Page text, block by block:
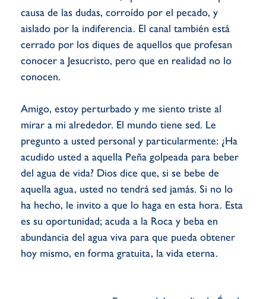
causa de las dudas, corroído por el pecado, y
aislado por la indiferencia. El canal también está
cerrado por los diques de aquellos que profesan
conocer a Jesucristo, pero que en realidad no lo
conocen.
Amigo, estoy perturbado y me siento triste al
mirar a mi alrededor. El mundo tiene sed. Le
pregunto a usted personal y particularmente: ¿Ha
acudido usted a aquella Peña golpeada para beber
del agua de vida? Dios dice que, si se bebe de
aquella agua, usted no tendrá sed jamás. Si no lo
ha hecho, le invito a que lo haga en esta hora. Esta
es su oportunidad; acuda a la Roca y beba en
abundancia del agua viva para que pueda obtener
hoy mismo, en forma gratuita, la vida eterna.